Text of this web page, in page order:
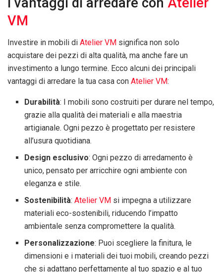
VM
Investire in mobili di Atelier VM significa non solo
acquistare dei pezzi di alta qualità, ma anche fare un
investimento a lungo termine. Ecco alcuni dei principali
vantaggi di arredare la tua casa con Atelier VM:
Durabilità: I mobili sono costruiti per durare nel tempo,
grazie alla qualità dei materiali e alla maestria
artigianale. Ogni pezzo è progettato per resistere
all’usura quotidiana.
Design esclusivo: Ogni pezzo di arredamento è
unico, pensato per arricchire ogni ambiente con
eleganza e stile.
Sostenibilità:Atelier VM si impegna a utilizzare
materiali eco-sostenibili, riducendo l’impatto
ambientale senza compromettere la qualità.
Personalizzazione: Puoi scegliere la finitura, le
dimensioni e i materiali dei tuoi mobili, creando pezzi
che si adattano perfettamente al tuo spazio e al tuo